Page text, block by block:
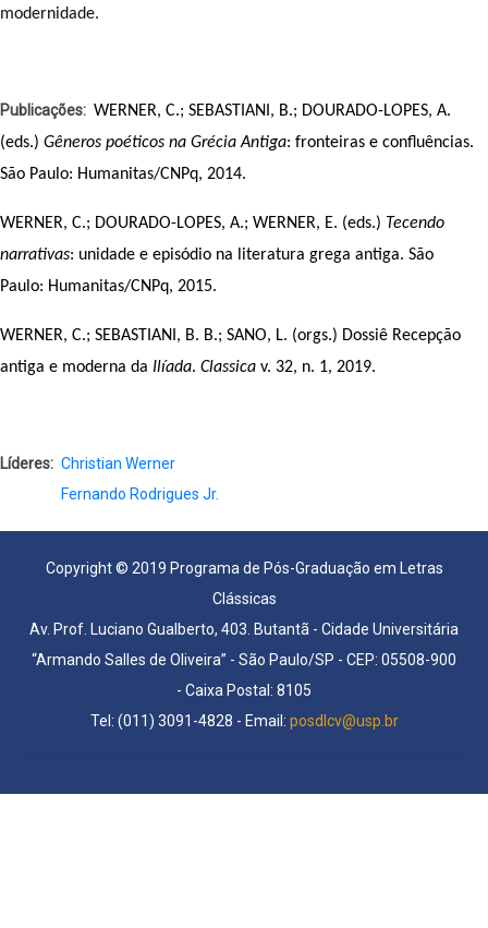
modernidade.
Publicações
WERNER, C.; SEBASTIANI, B.; DOURADO-LOPES, A.
(eds.) Gêneros poéticos na Grécia Antiga: fronteiras e confluências.
São Paulo: Humanitas/CNPq, 2014.
WERNER, C.; DOURADO-LOPES, A.; WERNER, E. (eds.) Tecendo
narrativas: unidade e episódio na literatura grega antiga. São
Paulo: Humanitas/CNPq, 2015.
WERNER, C.; SEBASTIANI, B. B.; SANO, L. (orgs.) Dossiê Recepção
antiga e moderna da Ilíada. Classica v. 32, n. 1, 2019.
Líderes
Christian Werner
Fernando Rodrigues Jr.
Copyright © 2019 Programa de Pós-Graduação em Letras
Clássicas
Av. Prof. Luciano Gualberto, 403. Butantã - Cidade Universitária
“Armando Salles de Oliveira” - São Paulo/SP - CEP: 05508-900
- Caixa Postal: 8105
Tel: (011) 3091-4828 - Email: posdlcv@usp.br